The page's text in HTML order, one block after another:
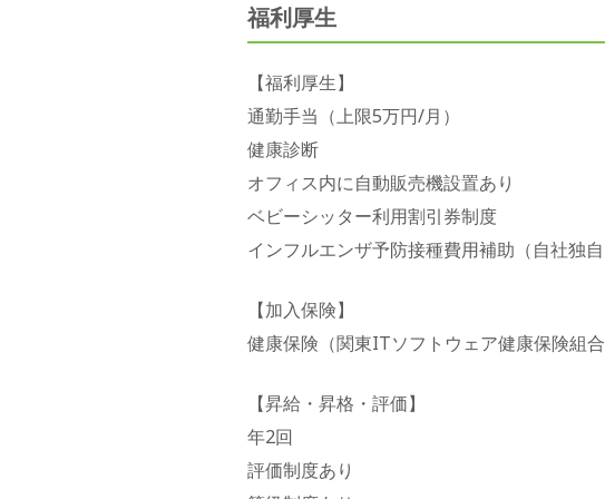
福利厚生
【福利厚生】
通勤手当（上限5万円/月）
健康診断
オフィス内に自動販売機設置あり
ベビーシッター利用割引券制度
インフルエンザ予防接種費用補助（自社独自
【加入保険】
健康保険（関東ITソフトウェア健康保険組
【昇給・昇格・評価】
年2回
評価制度あり